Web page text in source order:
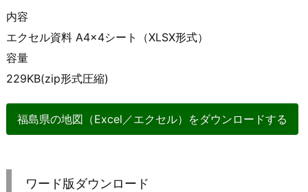
内容
エクセル資料 A4×4シート（XLSX形式）
容量
229KB(zip形式圧縮)
福島県の地図（Excel／エクセル）をダウンロードする
ワード版ダウンロード